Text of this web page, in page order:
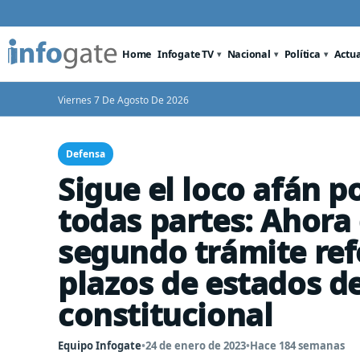
Home Infogate TV Nacional Política
Viernes 7 De Agosto De 2026
Defensa
Sigue el loco afán
todas partes:
segundo trámite
plazos de estados
constitucional
Equipo Infogate•24 de enero de 2023•Hace 184 semanas